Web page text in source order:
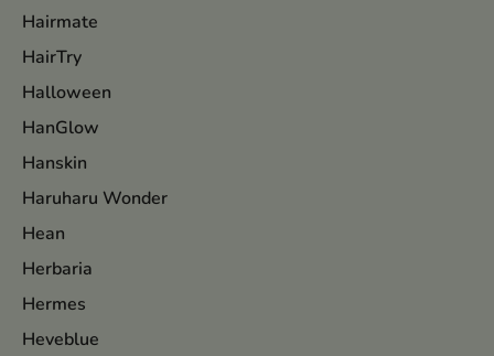
Hairmate
HairTry
Halloween
HanGlow
Hanskin
Haruharu Wonder
Hean
Herbaria
Hermes
Heveblue